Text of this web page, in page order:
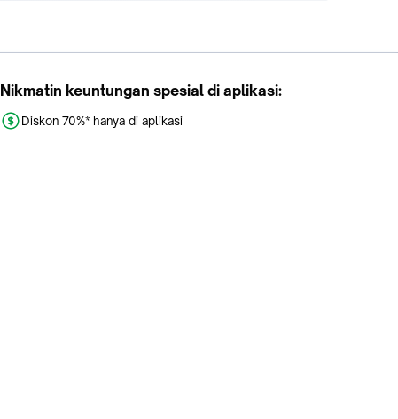
Nikmatin keuntungan spesial di aplikasi:
Diskon 70%* hanya di aplikasi